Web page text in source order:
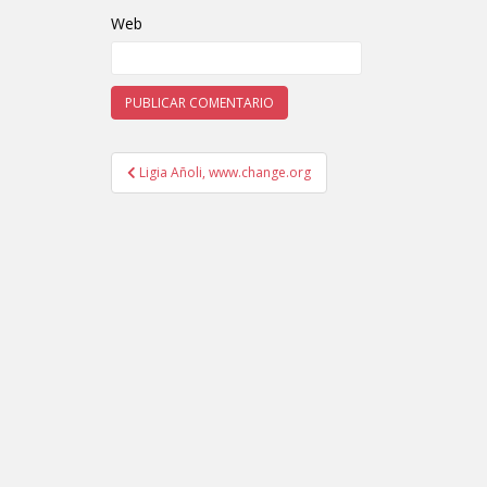
Web
Navegación de entradas
Ligia Añoli, www.change.org